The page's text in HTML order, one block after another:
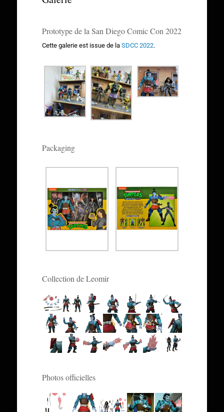
Prototype de la San Diego Comic Con 2022
Cette galerie est issue de la SDCC 2022.
Packaging
Collection de Leomir
Photos officielles